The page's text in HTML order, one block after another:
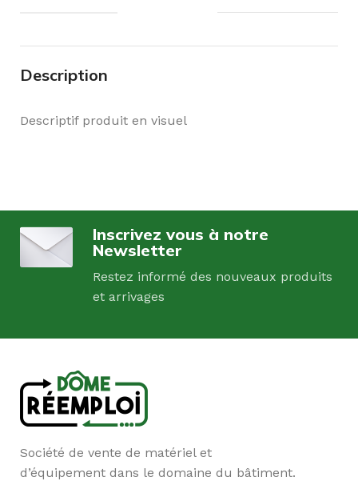
Description
Descriptif produit en visuel
Inscrivez vous à notre
Newsletter
Restez informé des nouveaux produits
et arrivages
Société de vente de matériel et
d’équipement dans le domaine du bâtiment.